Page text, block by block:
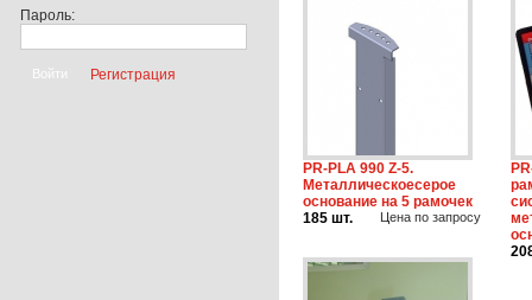
Пароль:
Регистрация
PR-PLA 990 Z-5.
Металлическоесерое
основание на 5 рамочек
185 шт.
Цена по запросу